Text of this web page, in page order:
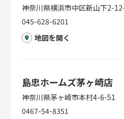
神奈川県横浜市中区新山下2-
045-628-6201
地図を開く
島忠ホームズ茅ヶ崎店
神奈川県茅ヶ崎市本村4-6-51
0467-54-8351